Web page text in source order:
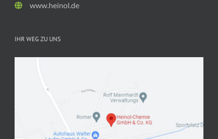
www.heinol.de
IHR WEG ZU UNS